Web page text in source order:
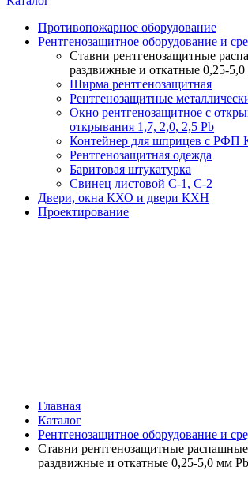
Противопожарное оборудование
Рентгенозащитное оборудование и
Ставни рентгенозащитные
раздвижные и откатные 0,25-
Ширма рентгенозащитная
Рентгенозащитные
Окно рентгенозащитное c
открывания 1,7, 2,0, 2,5 Pb
Контейнер для шприцев с РФП
Рентгенозащитная одежда
Баритовая штукатурка
Свинец листовой С-1, С-2
Двери, окна КХО и двери КХН
Проектирование
Главная
Каталог
Рентгенозащитное оборудование и
Ставни рентгенозащитные
раздвижные и откатные 0,25-5,0 мм Pb